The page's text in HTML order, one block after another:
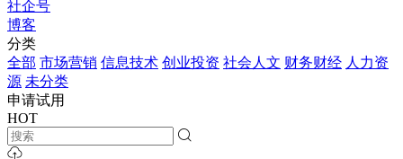
社企号
博客
分类
全部 市场营销 信息技术 创业投资 社会人文 财务财经 人力资
源 未分类
申请试用
HOT